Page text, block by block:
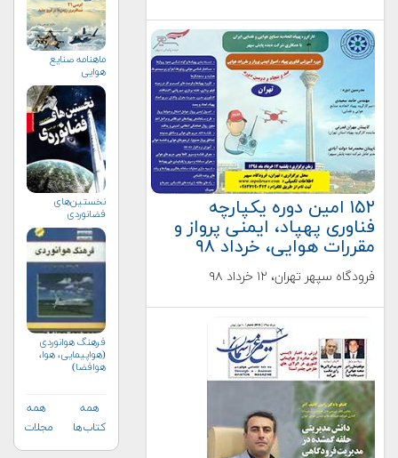
۱۵۲ امین دوره یکپارچه
فناوری پهپاد، ایمنی پرواز و
مقررات هوایی، خرداد ۹۸
فرودگاه سپهر تهران، ۱۲ خرداد ۹۸
ماهنامه صنايع
هوايي
نخستین‌های
فضانوردی
فرهنگ هوانوردی
(هواپیمایی، هوا،
هوافضا)
همه
کتاب‌ها
همه
مجلات